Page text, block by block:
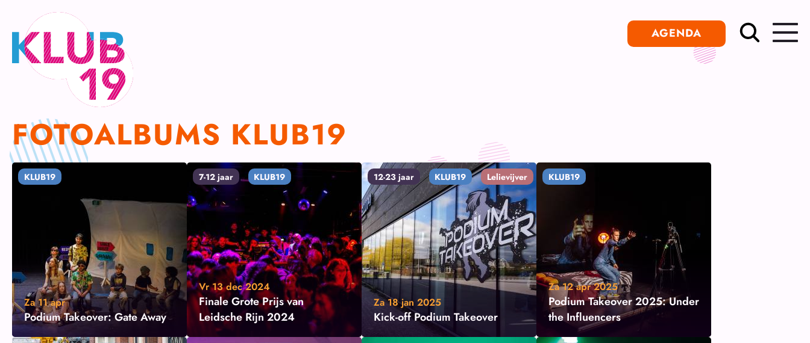
Ga
naar
inhoud
AGENDA
FOTOALBUMS KLUB19
KLUB19
Za 11 apr
Podium Takeover: Gate Away
7-12 jaar KLUB19
Vr 13 dec 2024
Finale Grote Prijs van
Leidsche Rijn 2024
12-23 jaar KLUB19 Lelievijver
Za 18 jan 2025
Kick-off Podium Takeover
KLUB19
Za 12 apr 2025
Podium Takeover 2025: Under
the Influencers